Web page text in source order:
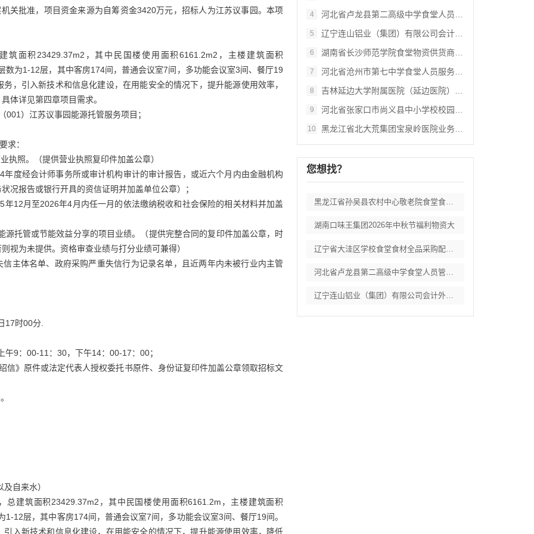
关批准，项目资金来源为自筹资金3420万元，招标人为江苏议事园。本项
面积23429.37m2，其中民国楼使用面积6161.2m2，主楼建筑面积
为1-12层，其中客房174间，普通会议室7间，多功能会议室3间、餐厅19
，引入新技术和信息化建设，在用能安全的情况下，提升能源使用效率，
体详见第四章项目需求。
）江苏议事园能源托管服务项目；
求：
执照。（提供营业执照复印件加盖公章）
度经会计师事务所或审计机构审计的审计报告，或近六个月内由金融机构
况报告或银行开具的资信证明并加盖单位公章）；
12月至2026年4月内任一月的依法缴纳税收和社会保险的相关材料并加盖
托管或节能效益分享的项目业绩。（提供完整合同的复印件加盖公章，时
视为未提供。资格审查业绩与打分业绩可兼得）
主体名单、政府采购严重失信行为记录名单，且近两年内未被行业内主管
17时00分.
9：00-11：30，下午14：00-17：00；
信》原件或法定代表人授权委托书原件、身份证复印件加盖公章领取招标文
自来水）
建筑面积23429.37m2，其中民国楼使用面积6161.2m，主楼建筑面积
12层，其中客房174间，普通会议室7间，多功能会议室3间、餐厅19间。
入新技术和信息化建设，在用能安全的情况下，提升能源使用效率，降低
4 河北省卢龙县第二高级中学食堂人员管理服务
5 辽宁连山铝业（集团）有限公司会计外包服务
6 湖南省长沙师范学院食堂物资供货商采购项目
7 河北省沧州市第七中学食堂人员服务项目招标
8 吉林延边大学附属医院（延边医院）中药配方
9 河北省张家口市尚义县中小学校校园餐食材集
10 黑龙江省北大荒集团宝泉岭医院业务应用系统
您想找？
黑龙江省孙吴县农村中心敬老院食堂食材采购
湖南口味王集团2026年中秋节福利物资大
河北省卢龙县第二高级中学食堂人员管理服务
辽宁连山铝业（集团）有限公司会计外包服务